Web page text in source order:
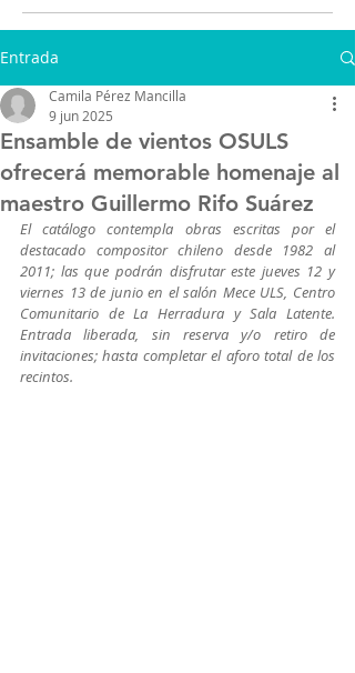
Entrada
Ensamble de vientos OSULS
ofrecerá memorable homenaje al
maestro Guillermo Rifo Suárez
Camila Pérez Mancilla
9 jun 2025
El catálogo contempla obras escritas por el
destacado compositor chileno desde 1982 al
2011; las que podrán disfrutar este jueves 12 y
viernes 13 de junio en el salón Mece ULS, Centro
Comunitario de La Herradura y Sala Latente.
Entrada liberada, sin reserva y/o retiro de
invitaciones; hasta completar el aforo total de los
recintos.